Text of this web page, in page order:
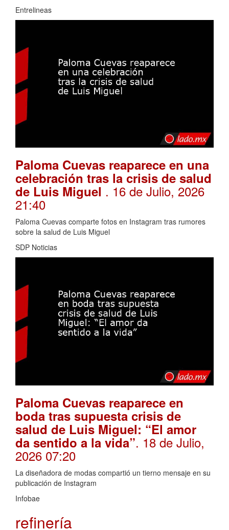
Entrelineas
Paloma Cuevas reaparece en una
celebración tras la crisis de salud
de Luis Miguel . 16 de Julio, 2026
21:40
Paloma Cuevas comparte fotos en Instagram tras rumores
sobre la salud de Luis Miguel
SDP Noticias
Paloma Cuevas reaparece en
boda tras supuesta crisis de
salud de Luis Miguel: “El amor
da sentido a la vida”. 18 de Julio,
2026 07:20
La diseñadora de modas compartió un tierno mensaje en su
publicación de Instagram
Infobae
refinería